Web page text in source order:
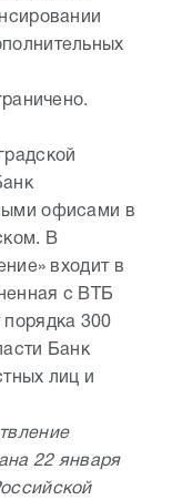
офисами в
В
входит в
с ВТБ
порядка 300
Банк
лиц и
22 января